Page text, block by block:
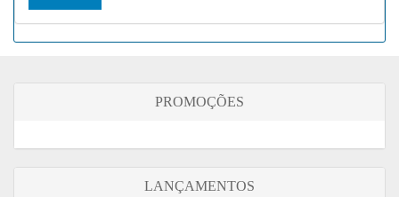
PROMOÇÕES
LANÇAMENTOS